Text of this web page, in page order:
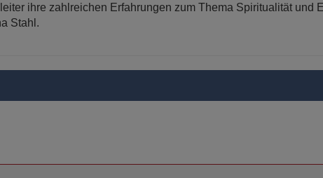
ihre zahlreichen Erfahrungen zum Thema Spiritualität und
Stahl.